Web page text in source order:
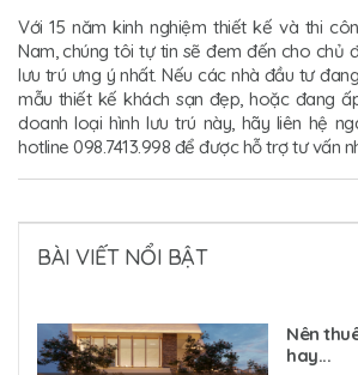
Với 15 năm kinh nghiệm thiết kế và thi
Nam, chúng tôi tự tin sẽ đem đến cho chủ
lưu trú ưng ý nhất. Nếu các nhà đầu tư
mẫu thiết kế khách sạn đẹp, hoặc đang
doanh loại hình lưu trú này, hãy liên hệ
hotline 098.7413.998 để được hỗ trợ tư vấn
BÀI VIẾT NỔI BẬT
Nên
hay...